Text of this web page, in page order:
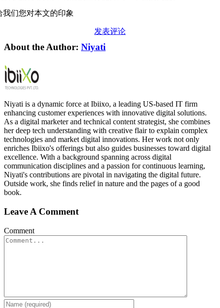
我们您对本文的印象
发表评论
About the Author: Niyati
Niyati is a dynamic force at Ibiixo, a leading US-based IT firm
enhancing customer experiences with innovative digital solutions.
As a digital marketer and technical content strategist, she combines
her deep tech understanding with creative flair to explain complex
technologies and market digital innovations. Her work not only
enriches Ibiixo's offerings but also guides businesses toward digital
excellence. With a background spanning across digital
communication disciplines and a passion for continuous learning,
Niyati's contributions are pivotal in navigating the digital future.
Outside work, she finds relief in nature and the pages of a good
book.
Leave A Comment
Comment